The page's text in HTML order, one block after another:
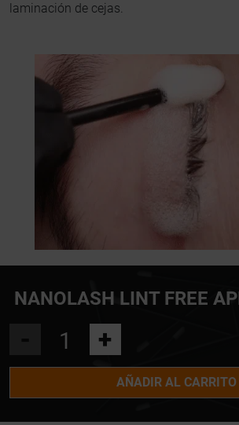
laminación de cejas.
NANOLASH LINT FREE
+
AÑADIR AL CARRITO